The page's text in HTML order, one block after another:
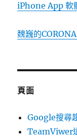
iPhone App 軟
魏巍的
頁面
Google搜尋
TeamViwer